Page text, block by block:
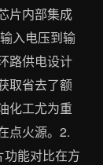
片内部集成
入电压到输
路供电设计
取省去了额
化工尤为重
点火源。2.
能对比在方